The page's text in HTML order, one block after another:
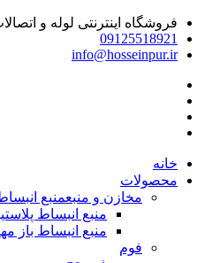
فروشگاه اینترنتی لوله و
09125518921
info@hosseinpur.ir
خانه
محصولات
مخازن و منبعمنبع
منبع انبساط
منبع انبساط باز
فوم